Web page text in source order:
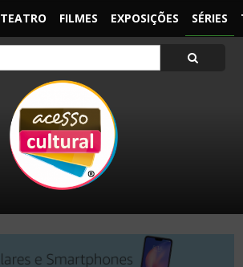
TEATRO FILMES EXPOSIÇÕES SÉRIES